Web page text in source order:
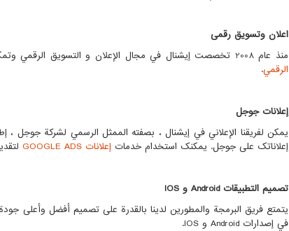
اعلان وتسويق رقمى
منذ عام 2008 تخصصت إیشنال في مجال الإعلان و التسويق الرقمي وتمكنت من التعاون مع أكثر من 70.000 شركة في مجال الإعلان و
الرقمي.
إعلانات جوجل
يمكن لفريقنا الإعلاني في إیشنال ، بصفته الممثل الرسمي لشركة جوجل
إعلاناتك على جوجل. يمكنك استخدام خدمات إعلانات GOOGLE ADS
تصميم التطبيقاتAndroid و IOS
يتمتع فريق البرمجة والمطورين لدينا بالقدرة على تصميم أفضل وأعلى
في إصدارات Android و IOS
.